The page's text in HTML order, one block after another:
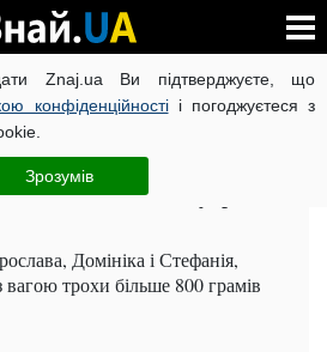
Znaj.ua Ви підтверджуєте, що
конфіденційностіі погоджуєтеся з
Зрозумів
УКРАЇНИ КОРОНАВІРУС В УКРАЇНІ
ЧИТАТЬ НА РУССКОМ
неповнолітня українка
Домініка і Стефанія,
трохи більше 800 грамів